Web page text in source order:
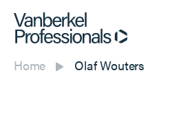
Professionals
Home Olaf Wouters